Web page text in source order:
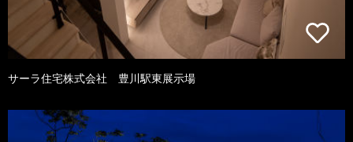
サーラ住宅株式会社 豊川駅東展示場